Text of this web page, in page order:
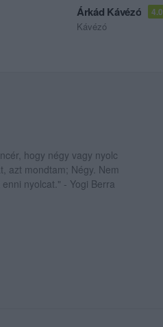
Árkád Kávézó 4.0
Kávézó
hogy négy vagy nyolc
azt mondtam; Négy. Nem
nyolcat." - Yogi Berra